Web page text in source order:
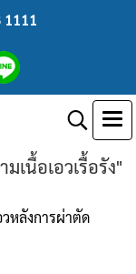
เนื้อเอวเรื้อรัง"
หลังการผ่าตัด